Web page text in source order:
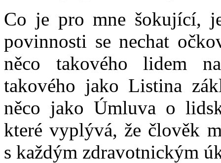
Co je pro mne šokující,
povinnosti se nechat
něco takového lidem
takového jako Listina
něco jako Úmluva o
které vyplývá, že člověk
s každým zdravotnickým